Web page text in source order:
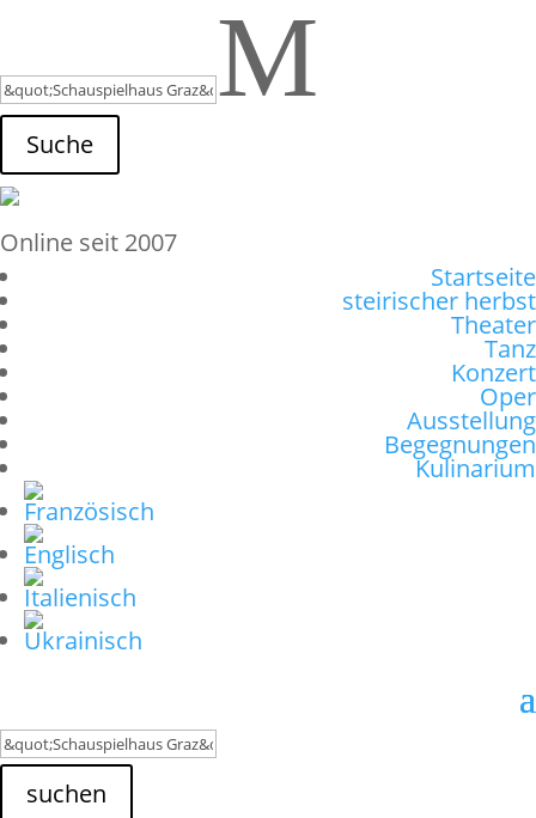
M
Suche
Online seit 2007
Startseite
steirischer herbst
Theater
Tanz
Konzert
Oper
Ausstellung
Begegnungen
Kulinarium
suchen